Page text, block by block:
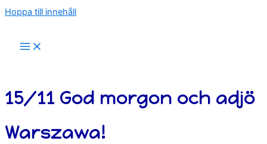
Hoppa till innehåll
15/11 God morgon och adjö
Warszawa!